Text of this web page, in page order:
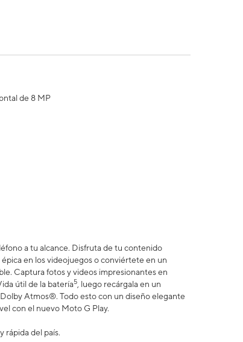
de 8 MP
a tu alcance. Disfruta de tu contenido
épica en los videojuegos o conviértete en un
Captura fotos y videos impresionantes en
útil de la batería5 , luego recárgala en un
Atmos®. Todo esto con un diseño elegante
con el nuevo Moto G Play.
rápida del país.